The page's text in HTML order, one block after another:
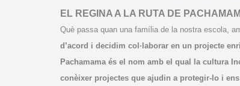
EL REGINA A LA RUTA DE
Què passa quan una família de la nostra escola,
d’acord i decidim col·laborar en un projecte
Pachamama és el nom amb el qual la cultura
conèixer projectes que ajudin a protegir-lo i